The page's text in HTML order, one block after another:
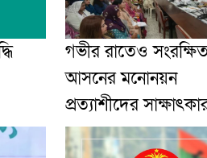
গভীর রাতেও
আসনের মনোনয়ন
প্রত্যাশীদের